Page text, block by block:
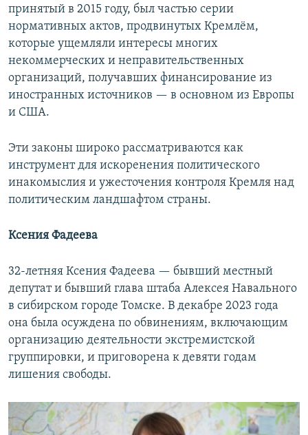
принятый в 2015 году, был частью серии
нормативных актов, продвинутых Кремлём,
которые ущемляли интересы многих
некоммерческих и неправительственных
организаций, получавших финансирование из
иностранных источников — в основном из Европы
и США.
Эти законы широко рассматриваются как
инструмент для искоренения политического
инакомыслия и ужесточения контроля Кремля над
политическим ландшафтом страны.
Ксения Фадеева
32-летняя Ксения Фадеева — бывший местный
депутат и бывший глава штаба Алексея Навального
в сибирском городе Томске. В декабре 2023 года
она была осуждена по обвинениям, включающим
организацию деятельности экстремистской
группировки, и приговорена к девяти годам
лишения свободы.